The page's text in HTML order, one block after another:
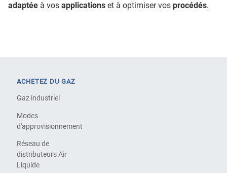
adaptée à vos applications et à optimiser vos procédés.
ACHETEZ DU GAZ
Gaz industriel
Modes
d'approvisionnement
Réseau de
distributeurs Air
Liquide